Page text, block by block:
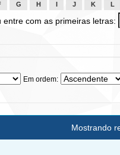
G H J K L
entre com as primeiras letras:
Em ordem:
Mostrando